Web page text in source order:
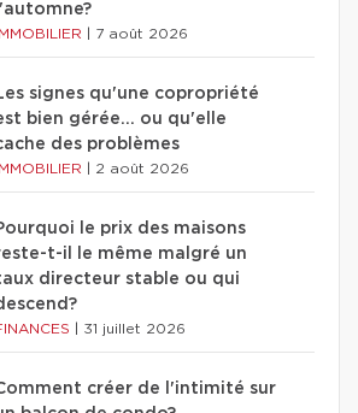
l'automne?
IMMOBILIER 7 août 2026
signes qu'une copropriété
bien gérée… ou qu'elle
des problèmes
IMMOBILIER 2 août 2026
le prix des maisons
t-il le même malgré un
directeur stable ou qui
31 juillet 2026
créer de l'intimité sur